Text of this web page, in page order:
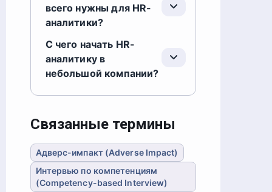
всего нужны для HR-
аналитики?
С чего начать HR-
аналитику в
небольшой компании?
Связанные термины
Адверс-импакт (Adverse Impact)
Интервью по компетенциям
(Competency-based Interview)